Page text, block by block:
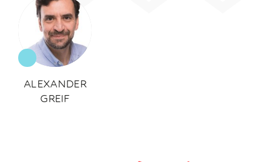
ALEXANDER
GREIF